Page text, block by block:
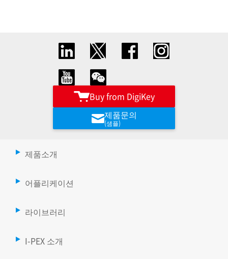
Buy from DigiKey
제품문의
(샘플)
제품소개
어플리케이션
라이브러리
I-PEX 소개